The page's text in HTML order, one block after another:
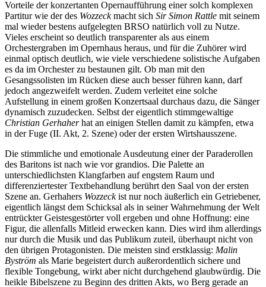
Vorteile der konzertanten Opernaufführung einer solch komplexen
Partitur wie der des Wozzeckmacht sich Sir Simon Rattle mit seinem
mal wieder bestens aufgelegten BRSO natürlich voll zu Nutze.
Vieles erscheint so deutlich transparenter als aus einem
Orchestergraben im Opernhaus heraus, und für die Zuhörer wird
einmal optisch deutlich, wie viele verschiedene solistische Aufgaben
es da im Orchester zu bestaunen gilt. Ob man mit den
Gesangssolisten im Rücken diese auch besser führen kann, darf
jedoch angezweifelt werden. Zudem verleitet eine solche
Aufstellung in einem großen Konzertsaal durchaus dazu, die Sänger
dynamisch zuzudecken. Selbst der eigentlich stimmgewaltige
Christian Gerhaherhat an einigen Stellen damit zu kämpfen, etwa
in der Fuge (II. Akt, 2. Szene) oder der ersten Wirtshausszene.
Die stimmliche und emotionale Ausdeutung einer der Paraderollen
des Baritons ist nach wie vor grandios. Die Palette an
unterschiedlichsten Klangfarben auf engstem Raum und
differenziertester Textbehandlung berührt den Saal von der ersten
Szene an. Gerhahers Wozzeckist nur noch äußerlich ein Getriebener,
eigentlich längst dem Schicksal als in seiner Wahrnehmung der Welt
entrückter Geistesgestörter voll ergeben und ohne Hoffnung: eine
Figur, die allenfalls Mitleid erwecken kann. Dies wird ihm allerdings
nur durch die Musik und das Publikum zuteil, überhaupt nicht von
den übrigen Protagonisten. Die meisten sind erstklassig: Malin
Byström als Marie begeistert durch außerordentlich sichere und
flexible Tongebung, wirkt aber nicht durchgehend glaubwürdig. Die
heikle Bibelszene zu Beginn des dritten Akts, wo Berg gerade an